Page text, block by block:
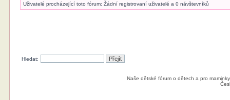
Uživatelé procházející toto fórum: Žádní registrovaní uživatelé a 0 návštevníků
Hledat:
Naše dětské fórum o dětech a pro